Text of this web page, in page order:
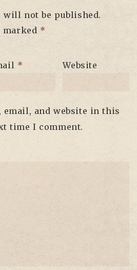
will not be published.
marked *
* Website
email, and website in this
time I comment.